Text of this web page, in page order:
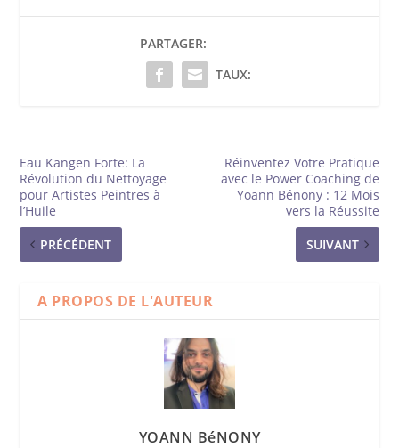
PARTAGER:
TAUX:
Eau Kangen Forte: La
Révolution du Nettoyage
pour Artistes Peintres à
l’Huile
PRÉCÉDENT
Réinventez Votre Pratique
avec le Power Coaching de
Yoann Bénony : 12 Mois
vers la Réussite
SUIVANT
A PROPOS DE L'AUTEUR
YOANN BéNONY